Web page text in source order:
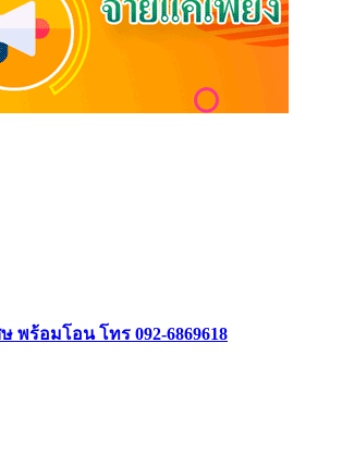
พร้อมโอน โทร 092-6869618